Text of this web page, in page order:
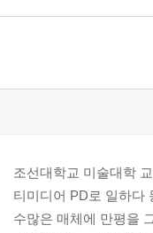
조선대학교 미술대학
티미디어 PD로 일하다
수많은 매체에 만평을